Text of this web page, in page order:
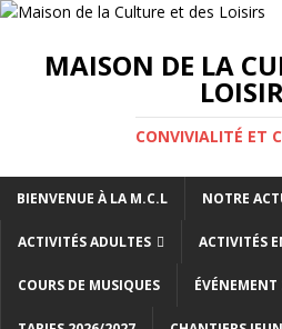
MAISON DE LA
CONVIVIALITÉ ET
BIENVENUE À LA M.C.L NOTRE
ACTIVITÉS ADULTES ACTIVITÉS
COURS DE MUSIQUES